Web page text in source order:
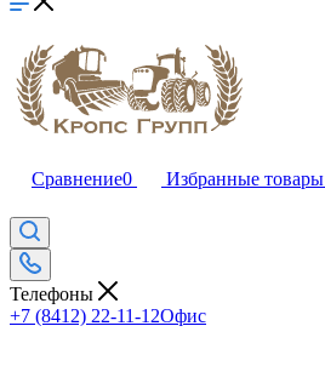
Сравнение0 Избранные товары
Телефоны
+7 (8412) 22-11-12Офис